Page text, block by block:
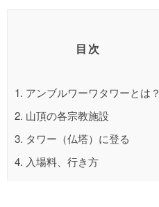
目次
1. アンブルワーワタワーとは？
2. 山頂の各宗教施設
3. タワー（仏塔）に登る
4. 入場料、行き方